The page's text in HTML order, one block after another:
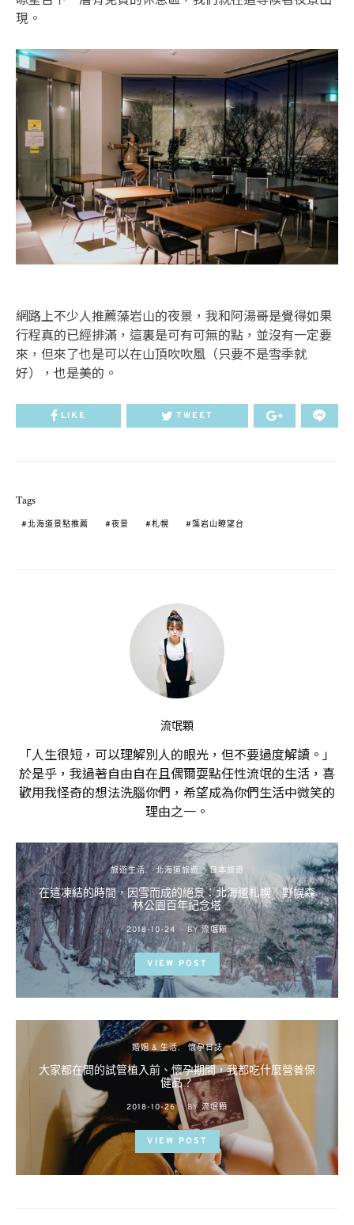
現。
網路上不少人推薦藻岩山的夜景，我和阿湯哥是覺得如果
行程真的已經排滿，這裏是可有可無的點，並沒有一定要
來，但來了也是可以在山頂吹吹風（只要不是雪季就
好），也是美的。
LIKE TWEET
Tags
北海道景點推薦 夜景 札幌 藻岩山瞭望台
流氓顆
「人生很短，可以理解別人的眼光，但不要過度解讀。」
於是乎，我過著自由自在且偶爾耍點任性流氓的生活，喜
歡用我怪奇的想法洗腦你們，希望成為你們生活中微笑的
理由之一。
旅遊生活 北海道旅遊 日本旅遊
在這凍結的時間，因雪而成的絕景：北海道札幌｜野幌森
林公園百年紀念塔
POSTED
ON
2018-10-24 BY 流氓顆
VIEW POST
婚姻 & 生活 懷孕日誌
大家都在問的試管植入前、懷孕期間，我都吃什麼營養保
健品？
POSTED
ON
2018-10-26 BY 流氓顆
VIEW POST